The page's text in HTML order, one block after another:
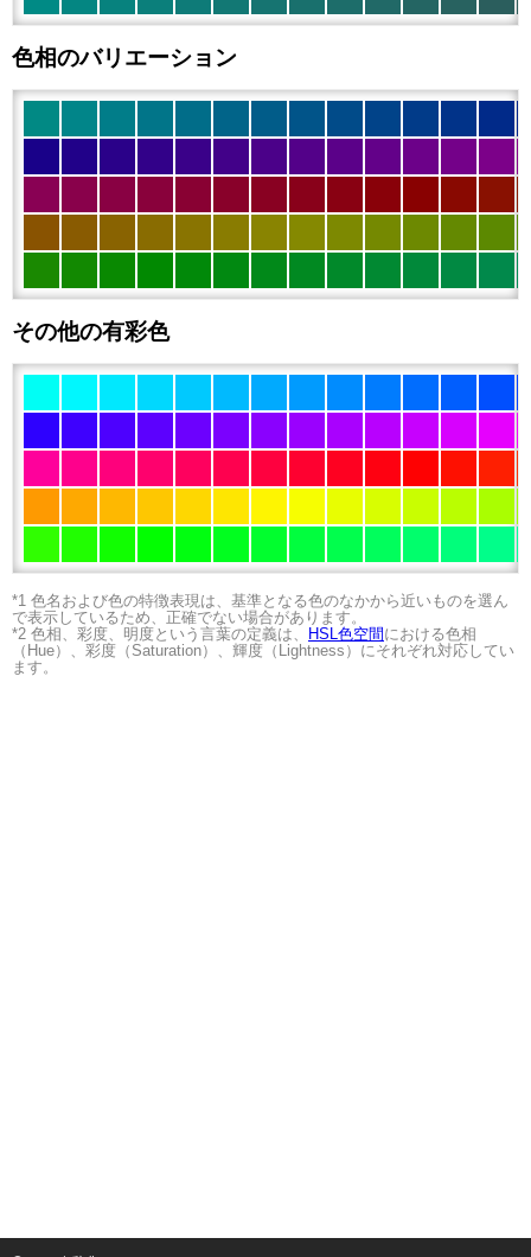
色相のバリエーション
その他の有彩色
*1 色名および色の特徴表現は、基準となる色のなかから近いものを選ん
で表示しているため、正確でない場合があります。
*2 色相、彩度、明度という言葉の定義は、
HSL色空間 における色相
（Hue）、彩度（Saturation）、輝度（Lightness）にそれぞれ対応してい
ます。